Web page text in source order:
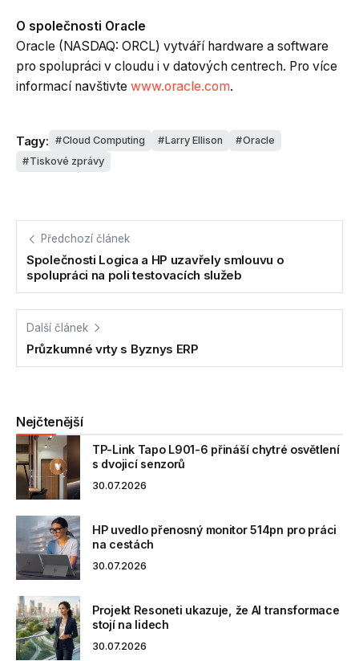
O společnosti Oracle
Oracle (NASDAQ: ORCL) vytváří hardware a software
pro spolupráci v cloudu i v datových centrech. Pro více
informací navštivte www.oracle.com.
Tagy: Cloud Computing Larry Ellison
Oracle
Tiskové zprávy
Předchozí článek
Společnosti Logica a HP uzavřely smlouvu o
spolupráci na poli testovacích služeb
Další článek
Průzkumné vrty s Byznys ERP
Nejčtenější
TP-Link Tapo L901-6 přináší chytré osvětlení
s dvojicí senzorů
30.07.2026
HP uvedlo přenosný monitor 514pn pro práci
na cestách
30.07.2026
Projekt Resoneti ukazuje, že AI transformace
stojí na lidech
30.07.2026